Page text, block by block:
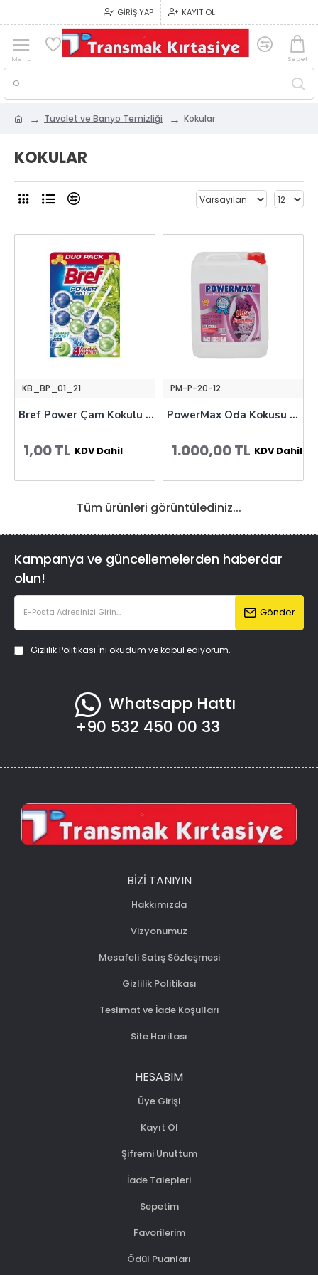
GIRIŞ YAP KAYIT OL
Tuvalet ve Banyo Temizliği Kokular
KOKULAR
KB_BP_01_21
Bref Power Çam Kokulu Aktif Klozet Bloğu
1,00 TL KDV Dahil
PM-P-20-12
PowerMax Oda Kokusu Sıvı 5L - Çiçek Kokusu
1.000,00 TL KDV Dahil
Tüm ürünleri görüntülediniz...
Kampanya ve güncellemelerden haberdar
olun!
Gönder
Gizlilik Politikası 'ni okudum ve kabul ediyorum.
Whatsapp Hattı
+90 532 450 00 33
BIZI TANIYIN
Hakkımızda
Vizyonumuz
Mesafeli Satış Sözleşmesi
Gizlilik Politikası
Teslimat ve İade Koşulları
Site Haritası
HESABIM
Üye Girişi
Kayıt Ol
Şifremi Unuttum
İade Talepleri
Sepetim
Favorilerim
Ödül Puanları